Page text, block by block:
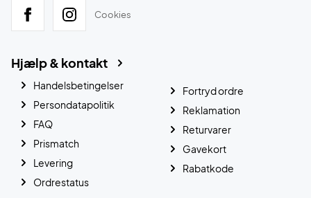
Cookies
Hjælp & kontakt
Handelsbetingelser
Persondatapolitik
FAQ
Prismatch
Levering
Ordrestatus
Fortryd ordre
Reklamation
Returvarer
Gavekort
Rabatkode